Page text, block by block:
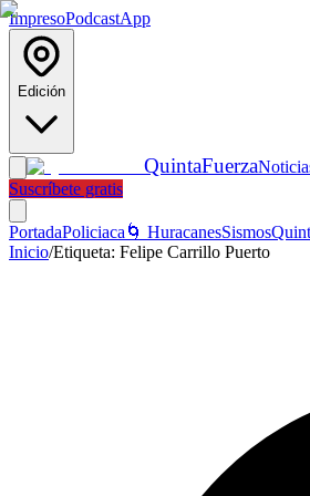
ImpresoPodcastApp
Edición
QuintaFuerza
Suscríbete gratis
PortadaPoliciaca 🌀 HuracanesSismos
Inicio/Etiqueta: Felipe Carrillo Puerto